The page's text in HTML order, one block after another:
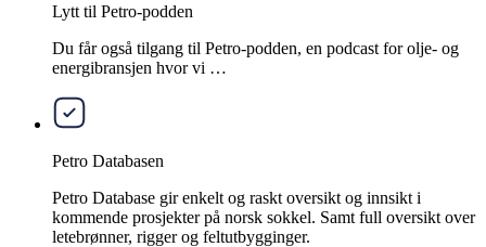
Lytt til Petro-podden
Du får også tilgang til Petro-podden, en podcast for olje- og
energibransjen hvor vi …
Petro Databasen
Petro Database gir enkelt og raskt oversikt og innsikt i
kommende prosjekter på norsk sokkel. Samt full oversikt over
letebrønner, rigger og feltutbygginger.